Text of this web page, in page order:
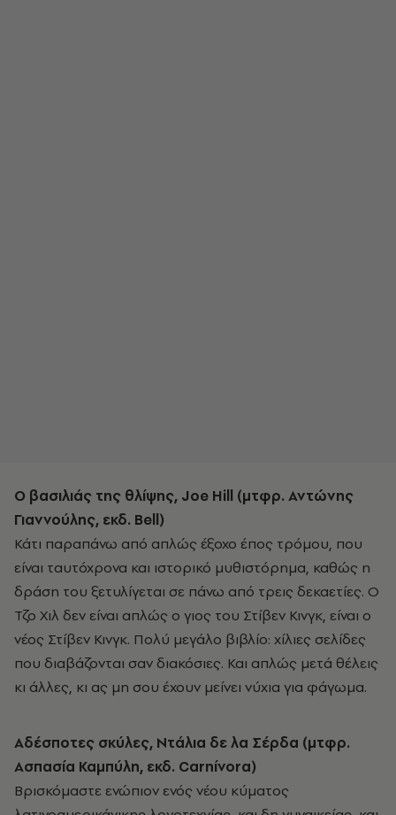
Ο βασιλιάς της θλίψης, Joe Hill (μτφρ. Αντώνης
Γιαννούλης, εκδ. Bell)
Κάτι παραπάνω από απλώς έξοχο έπος τρόμου, που
είναι ταυτόχρονα και ιστορικό μυθιστόρημα, καθώς η
δράση του ξετυλίγεται σε πάνω από τρεις δεκαετίες. Ο
Τζο Χιλ δεν είναι απλώς ο γιος του Στίβεν Κινγκ, είναι ο
νέος Στίβεν Κινγκ. Πολύ μεγάλο βιβλίο: χίλιες σελίδες
που διαβάζονται σαν διακόσιες. Και απλώς μετά θέλεις
κι άλλες, κι ας μη σου έχουν μείνει νύχια για φάγωμα.
Αδέσποτες σκύλες, Ντάλια δε λα Σέρδα (μτφρ.
Ασπασία Καμπύλη, εκδ. Carnίvora)
Βρισκόμαστε ενώπιον ενός νέου κύματος